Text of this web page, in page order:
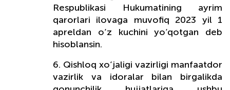
Respublikasi Hukumatining ayrim
qarorlari ilovaga muvofiq 2023 yil 1
apreldan o‘z kuchini yo‘qotgan deb
hisoblansin.
6. Qishloq xo‘jaligi vazirligi manfaatdor
vazirlik va idoralar bilan birgalikda